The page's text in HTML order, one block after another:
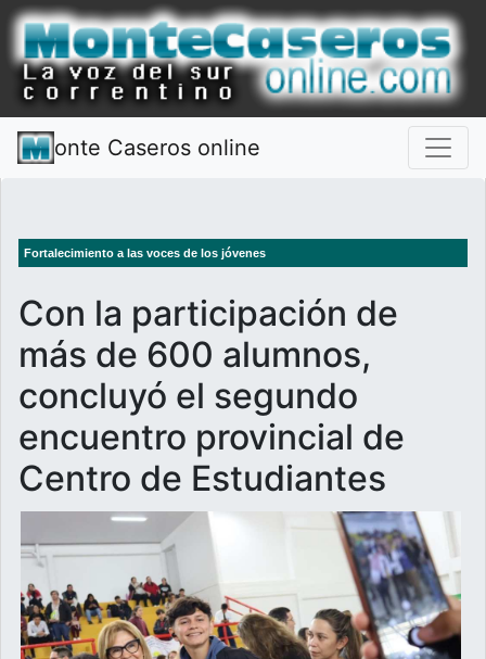
onte Caseros online
Fortalecimiento a las voces de los jóvenes
Con la participación de
más de 600 alumnos,
concluyó el segundo
encuentro provincial de
Centro de Estudiantes